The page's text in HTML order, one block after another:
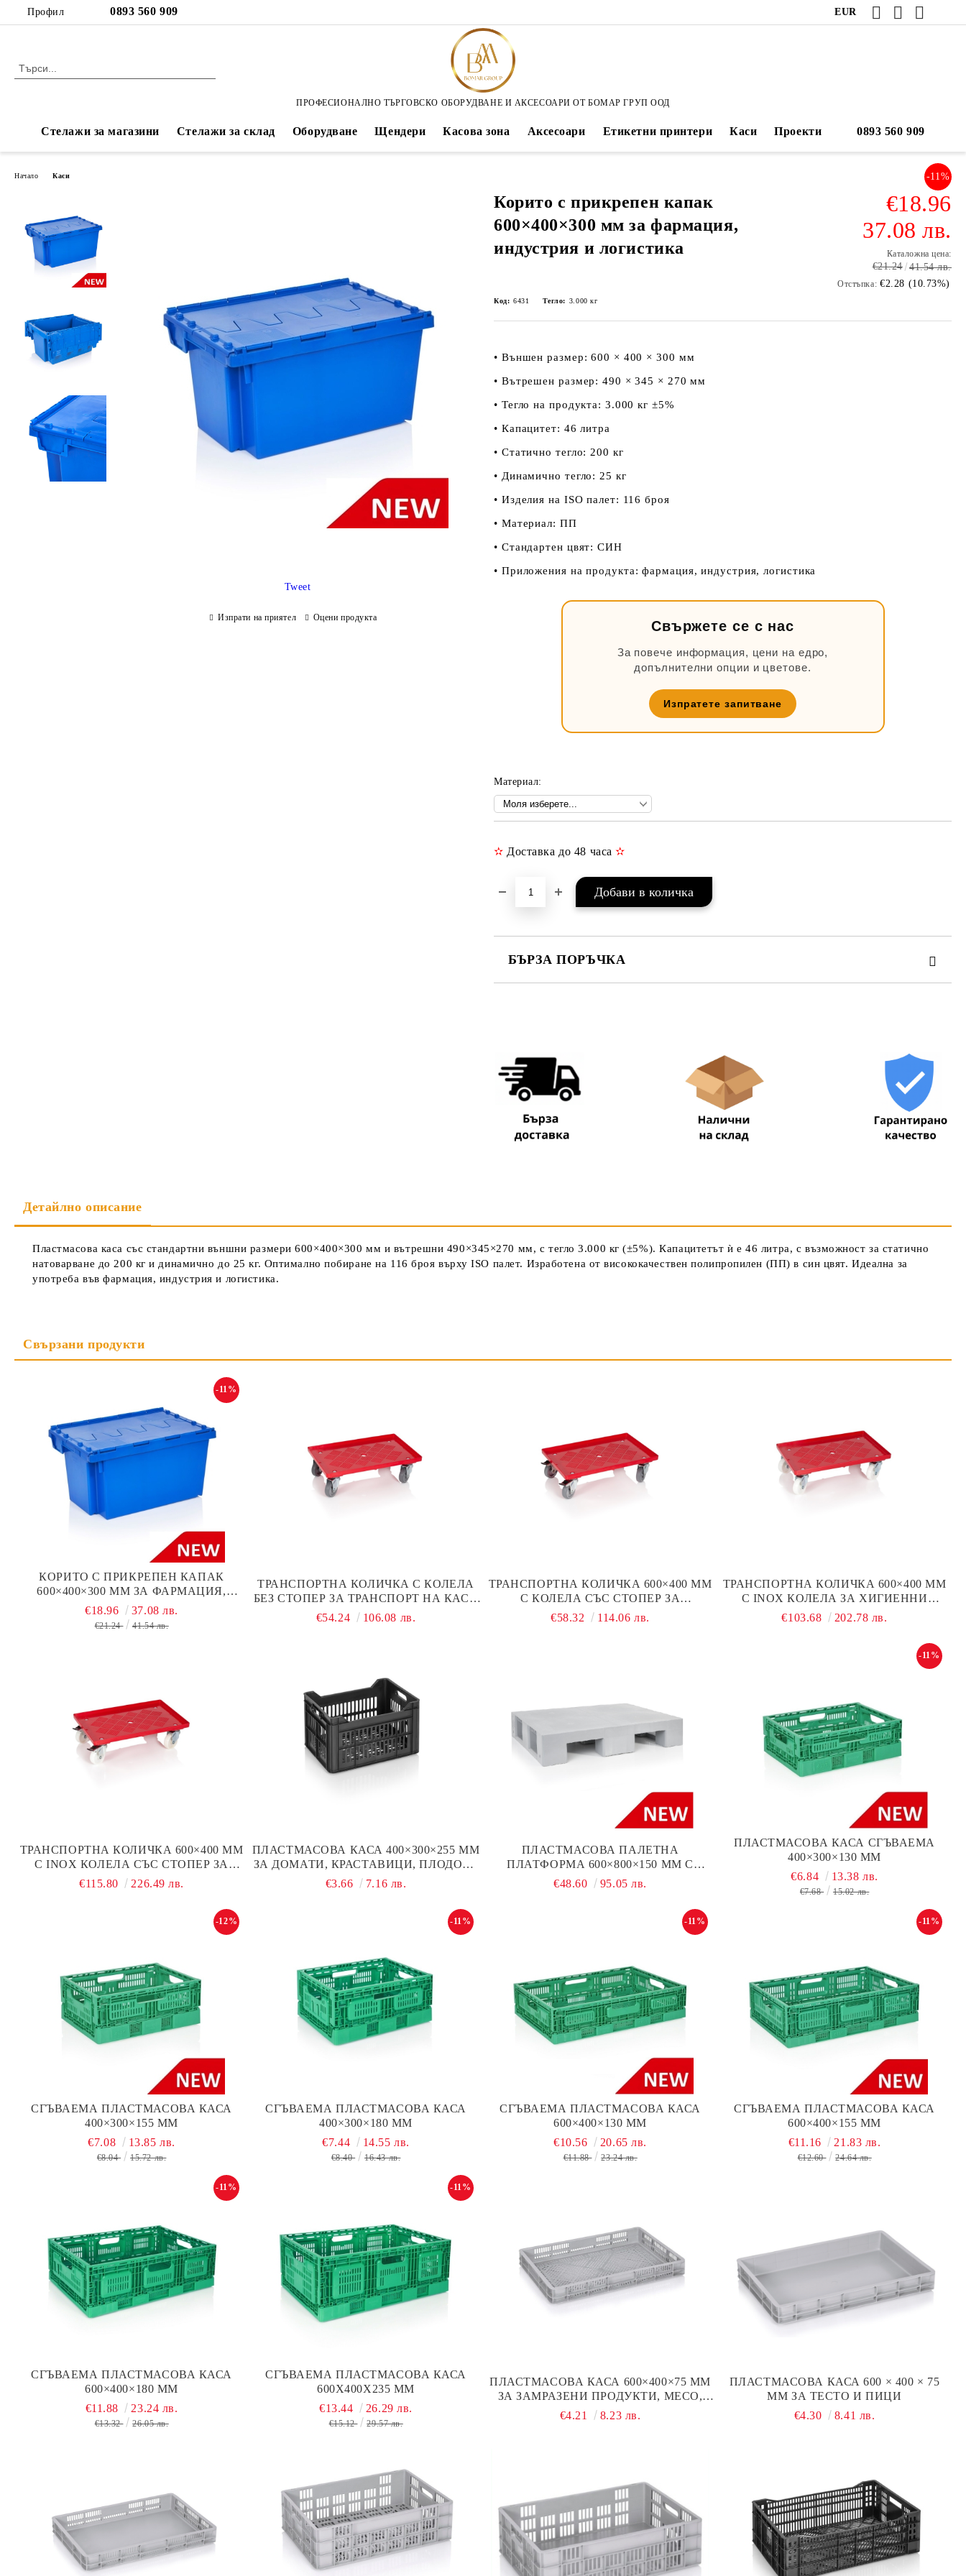
Профил EUR
ПРОФЕСИОНАЛНО ТЪРГОВСКО ОБОРУДВАНЕ И АКСЕСОАРИ ОТ БОМАР ГРУП ООД
Стелажи за магазини Стелажи за склад Оборудване Щендери Касова зона Аксесоари Етикетни принтери Каси Проекти
Начало Каси
Корито с прикрепен капак
600×400×300 мм за фармация,
индустрия и логистика
-11%
€18.96
37.08 лв.
Каталожна цена:
€21.24 41.54 лв.
Отстъпка: €2.28 (10.73%)
Код: 6431 Тегло: 3.000 кг
• Външен размер: 600 × 400 × 300 мм
• Вътрешен размер: 490 × 345 × 270 мм
• Тегло на продукта: 3.000 кг ±5%
• Капацитет: 46 литра
• Статично тегло: 200 кг
• Динамично тегло: 25 кг
• Изделия на ISO палет: 116 броя
• Материал: ПП
• Стандартен цвят: СИН
• Приложения на продукта: фармация, индустрия, логистика
Свържете се с нас
За повече информация, цени на едро,
допълнителни опции и цветове.
Изпратете запитване
Материал:
✫ Доставка до 48 часа✫
БЪРЗА ПОРЪЧКА
Съгласен съм с Политиката за лични данни
Ние ще се свържем с вас в рамките на работния ден.
Tweet
Изпрати на приятел Оцени продукта
Детайлно описание
Пластмасова каса със стандартни външни размери 600×400×300 мм и вътрешни 490×345×270 мм, с тегло 3.000 кг (±5%). Капацитетът ѝ е 46 литра, с възможност за статично
натоварване до 200 кг и динамично до 25 кг. Оптимално побиране на 116 броя върху ISO палет. Изработена от висококачествен полипропилен (ПП) в син цвят. Идеална за
употреба във фармация, индустрия и логистика.
КОРИТО С ПРИКРЕПЕН КАПАК
600×400×300 ММ ЗА ФАРМАЦИЯ,
ИНДУСТРИЯ И ЛОГИСТИКА
-11%
€18.96 37.08 лв.
€21.24 41.54 лв.
ТРАНСПОРТНА КОЛИЧКА С КОЛЕЛА
БЕЗ СТОПЕР ЗА ТРАНСПОРТ НА КАСИ
600×400 ММ, ЧЕРВЕНА
€54.24 106.08 лв.
ТРАНСПОРТНА КОЛИЧКА 600×400 ММ
С КОЛЕЛА СЪС СТОПЕР ЗА
ТРАНСПОРТ НА КАСИ, ЧЕРВЕНА
€58.32 114.06 лв.
ТРАНСПОРТНА КОЛИЧКА 600×400 ММ
С INOX КОЛЕЛА ЗА ХИГИЕННИ
ПОМЕЩЕНИЯ БЕЗ СТОПЕР, ЧЕРВЕНА
€103.68 202.78 лв.
ТРАНСПОРТНА КОЛИЧКА 600×400 ММ
С INOX КОЛЕЛА СЪС СТОПЕР ЗА
ХИГИЕННИ ПОМЕЩЕНИЯ, ЧЕРВЕНА
€115.80 226.49 лв.
ПЛАСТМАСОВА КАСА 400×300×255 ММ
ЗА ДОМАТИ, КРАСТАВИЦИ, ПЛОДОВЕ
И ЗЕЛЕНЧУЦИ
€3.66 7.16 лв.
ПЛАСТМАСОВА ПАЛЕТНА
ПЛАТФОРМА 600×800×150 ММ С
ГЛАДКА ПОВЪРХНОСТ
€48.60 95.05 лв.
ПЛАСТМАСОВА КАСА СГЪВАЕМА
400×300×130 ММ
-11%
€6.84 13.38 лв.
€7.68 15.02 лв.
СГЪВАЕМА ПЛАСТМАСОВА КАСА
400×300×155 ММ
-12%
€7.08 13.85 лв.
€8.04 15.72 лв.
СГЪВАЕМА ПЛАСТМАСОВА КАСА
400×300×180 ММ
-11%
€7.44 14.55 лв.
€8.40 16.43 лв.
СГЪВАЕМА ПЛАСТМАСОВА КАСА
600×400×130 ММ
-11%
€10.56 20.65 лв.
€11.88 23.24 лв.
СГЪВАЕМА ПЛАСТМАСОВА КАСА
600×400×155 ММ
-11%
€11.16 21.83 лв.
€12.60 24.64 лв.
СГЪВАЕМА ПЛАСТМАСОВА КАСА
600×400×180 ММ
-11%
€11.88 23.24 лв.
€13.32 26.05 лв.
СГЪВАЕМА ПЛАСТМАСОВА КАСА
600X400X235 ММ
-11%
€13.44 26.29 лв.
€15.12 29.57 лв.
ПЛАСТМАСОВА КАСА 600×400×75 ММ
ЗА ЗАМРАЗЕНИ ПРОДУКТИ, МЕСО,
ПЛОДОВЕ, ЗАКУСКИ И СЛАДКИ
€4.21 8.23 лв.
ПЛАСТМАСОВА КАСА 600 × 400 × 75
ММ ЗА ТЕСТО И ПИЦИ
€4.30
8.41 лв.